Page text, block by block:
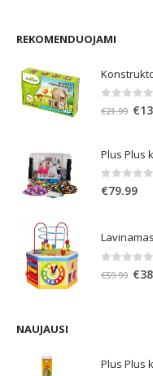
REKOMENDUOJAMI
out
€21.99 €
Plus Plus
0out of
€79.99
out
€59.99 €
NAUJAUSI